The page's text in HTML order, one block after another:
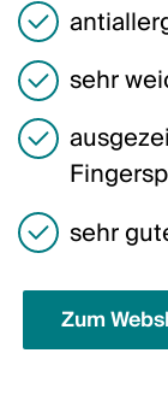
sehr
sehr
Zum